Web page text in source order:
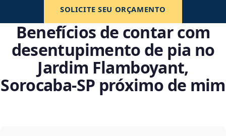
SOLICITE SEU ORÇAMENTO
Benefícios de contar com
desentupimento de pia no
Jardim Flamboyant,
Sorocaba‑SP próximo de mim